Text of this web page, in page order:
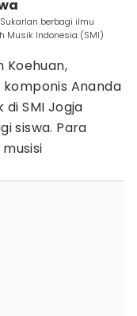
berbagi ilmu
Musik Indonesia (SMI)
Koehuan,
Ananda
SMI Jogja
siswa. Para